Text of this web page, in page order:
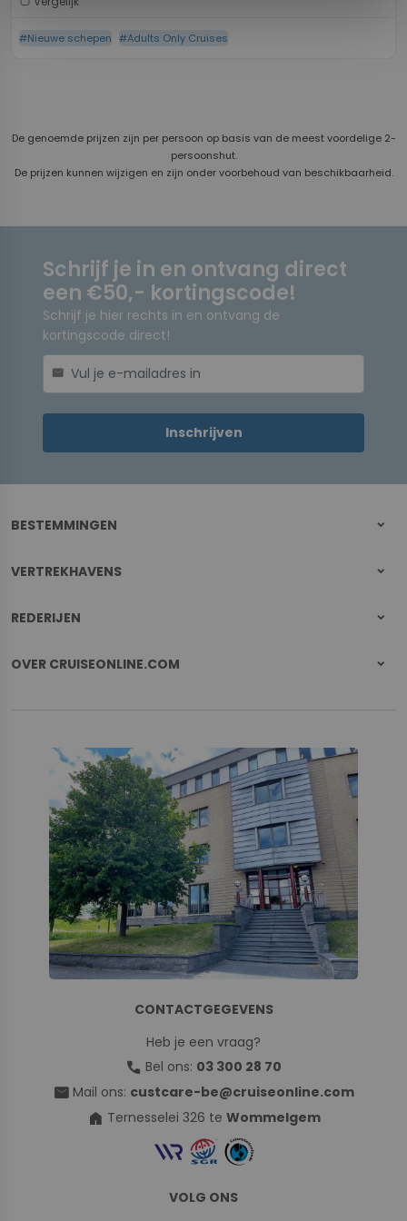
#Nieuwe schepen #Adults Only Cruises
De genoemde prijzen zijn per persoon op basis van de meest voordelige 2-
persoonshut.
De prijzen kunnen wijzigen en zijn onder voorbehoud van beschikbaarheid.
Schrijf je in en ontvang direct
een €50,- kortingscode!
Schrijf je hier rechts in en ontvang de
kortingscode direct!
mail
Inschrijven
BESTEMMINGEN
VERTREKHAVENS
REDERIJEN
OVER CRUISEONLINE.COM
CONTACTGEGEVENS
Heb je een vraag?
call Bel ons: 03 300 28 70
mail Mail ons: custcare-be@cruiseonline.com
home Ternesselei 326 te Wommelgem
VOLG ONS